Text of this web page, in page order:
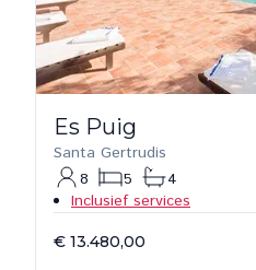
Es Puig
Santa Gertrudis
8
5
4
Inclusief services
€ 13.480,00